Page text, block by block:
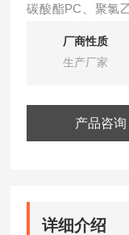
碳酸酯PC、聚氯
聚乳酸PLA、
料的测试；执行
厂商性质
生产厂家
产品咨询
详细介绍